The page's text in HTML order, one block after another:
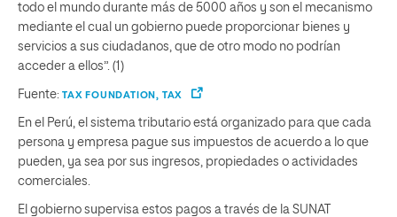
todo el mundo durante más de 5000 años y son el mecanismo
mediante el cual un gobierno puede proporcionar bienes y
servicios a sus ciudadanos, que de otro modo no podrían
acceder a ellos”. (1)
Fuente: TAX FOUNDATION, TAX
En el Perú, el sistema tributario está organizado para que cada
persona y empresa pague sus impuestos de acuerdo a lo que
pueden, ya sea por sus ingresos, propiedades o actividades
comerciales.
El gobierno supervisa estos pagos a través de la SUNAT